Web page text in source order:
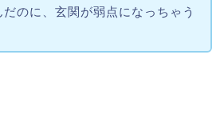
だのに、玄関が弱点になっちゃう